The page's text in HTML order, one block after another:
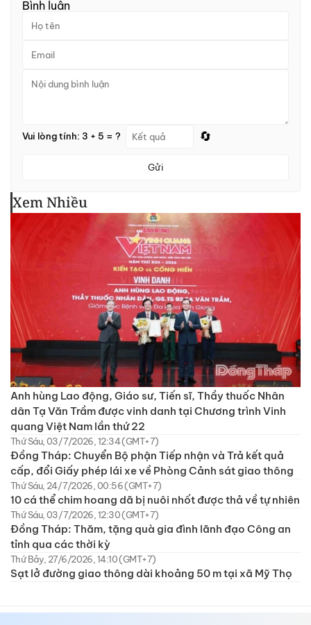
Bình luận
Vui lòng tính: 3 + 5 = ? 🔄
Gửi
Xem Nhiều
Anh hùng Lao động, Giáo sư, Tiến sĩ, Thầy thuốc Nhân
dân Tạ Văn Trầm được vinh danh tại Chương trình Vinh
quang Việt Nam lần thứ 22
Thứ Sáu, 03/7/2026, 12:34 (GMT+7)
Đồng Tháp: Chuyển Bộ phận Tiếp nhận và Trả kết quả
cấp, đổi Giấy phép lái xe về Phòng Cảnh sát giao thông
Thứ Sáu, 24/7/2026, 00:56 (GMT+7)
10 cá thể chim hoang dã bị nuôi nhốt được thả về tự nhiên
Thứ Sáu, 03/7/2026, 12:30 (GMT+7)
Đồng Tháp: Thăm, tặng quà gia đình lãnh đạo Công an
tỉnh qua các thời kỳ
Thứ Bảy, 27/6/2026, 14:10 (GMT+7)
Sạt lở đường giao thông dài khoảng 50 m tại xã Mỹ Thọ